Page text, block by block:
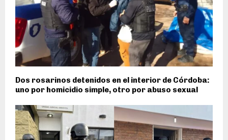
Dos rosarinos detenidos en el interior de Córdoba:
uno por homicidio simple, otro por abuso sexual